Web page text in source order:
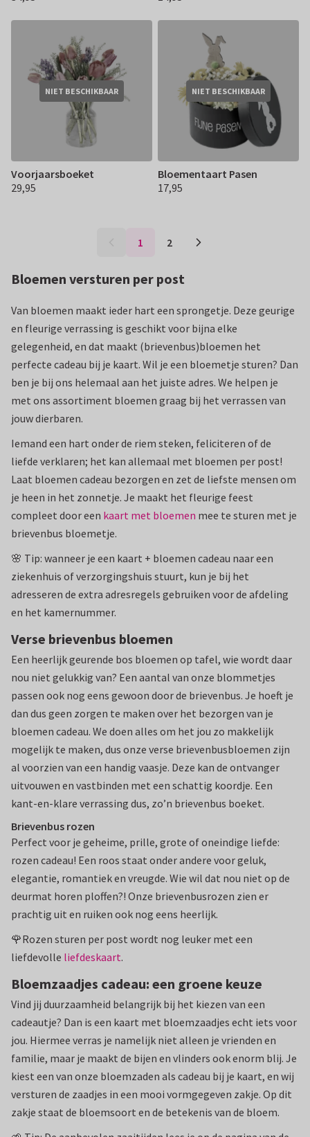
NIET BESCHIKBAAR
Voorjaarsboeket
€ 29,95
29,95
NIET BESCHIKBAAR
Bloementaart Pasen
€ 17,95
17,95
1 2
Bloemen versturen per post
Van bloemen maakt ieder hart een sprongetje. Deze geurige
en fleurige verrassing is geschikt voor bijna elke
gelegenheid, en dat maakt (brievenbus)bloemen het
perfecte cadeau bij je kaart. Wil je een bloemetje sturen? Dan
ben je bij ons helemaal aan het juiste adres. We helpen je
met ons assortiment bloemen graag bij het verrassen van
jouw dierbaren.
Iemand een hart onder de riem steken, feliciteren of de
liefde verklaren; het kan allemaal met bloemen per post!
Laat bloemen cadeau bezorgen en zet de liefste mensen om
je heen in het zonnetje. Je maakt het fleurige feest
compleet door een kaart met bloemen mee te sturen met je
brievenbus bloemetje.
🌸 Tip: wanneer je een kaart + bloemen cadeau naar een
ziekenhuis of verzorgingshuis stuurt, kun je bij het
adresseren de extra adresregels gebruiken voor de afdeling
en het kamernummer.
Verse brievenbus bloemen
Een heerlijk geurende bos bloemen op tafel, wie wordt daar
nou niet gelukkig van? Een aantal van onze blommetjes
passen ook nog eens gewoon door de brievenbus. Je hoeft je
dan dus geen zorgen te maken over het bezorgen van je
bloemen cadeau. We doen alles om het jou zo makkelijk
mogelijk te maken, dus onze verse brievenbusbloemen zijn
al voorzien van een handig vaasje. Deze kan de ontvanger
uitvouwen en vastbinden met een schattig koordje. Een
kant-en-klare verrassing dus, zo’n brievenbus boeket.
Brievenbus rozen
Perfect voor je geheime, prille, grote of oneindige liefde:
rozen cadeau! Een roos staat onder andere voor geluk,
elegantie, romantiek en vreugde. Wie wil dat nou niet op de
deurmat horen ploffen?! Onze brievenbusrozen zien er
prachtig uit en ruiken ook nog eens heerlijk.
🌹Rozen sturen per post wordt nog leuker met een
liefdevolle liefdeskaart.
Bloemzaadjes cadeau: een groene keuze
Vind jij duurzaamheid belangrijk bij het kiezen van een
cadeautje? Dan is een kaart met bloemzaadjes echt iets voor
jou. Hiermee verras je namelijk niet alleen je vrienden en
familie, maar je maakt de bijen en vlinders ook enorm blij. Je
kiest een van onze bloemzaden als cadeau bij je kaart, en wij
versturen de zaadjes in een mooi vormgegeven zakje. Op dit
zakje staat de bloemsoort en de betekenis van de bloem.